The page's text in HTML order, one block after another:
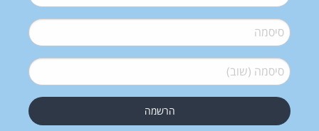
סיסמה*
סיסמה (שוב)*